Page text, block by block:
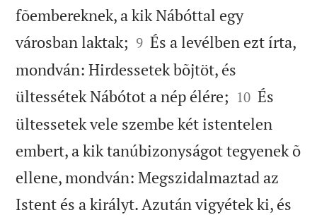
fõembereknek, a kik Nábóttal egy
városban laktak; 

9 És a levélben ezt írta,
mondván: Hirdessetek bõjtöt, és
ültessétek Nábótot a nép élére; 

10 És
ültessetek vele szembe két istentelen
embert, a kik tanúbizonyságot tegyenek õ
ellene, mondván: Megszidalmaztad az
Istent és a királyt. Azután vigyétek ki, és